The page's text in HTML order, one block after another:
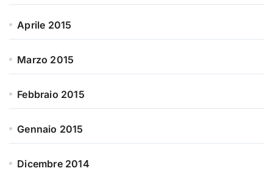
Aprile 2015
Marzo 2015
Febbraio 2015
Gennaio 2015
Dicembre 2014